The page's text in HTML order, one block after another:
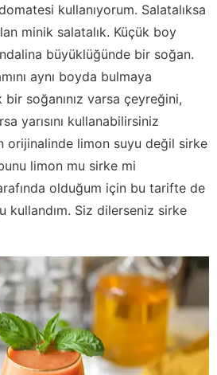
kullanıyorum. Salatalıksa
minik salatalık. Küçük boy
büyüklüğünde bir soğan.
aynı boyda bulmaya
bir soğanınız varsa çeyreğini,
yarısını kullanabilirsiniz
orijinalinde limon suyu değil sirke
limon mu sirke mi
olduğum için bu tarifte de
kullandım. Siz dilerseniz sirke